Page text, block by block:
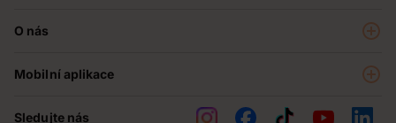
Prodejny
O nás
Teta pomáhá
Mobilní aplikace
Sledujte nás